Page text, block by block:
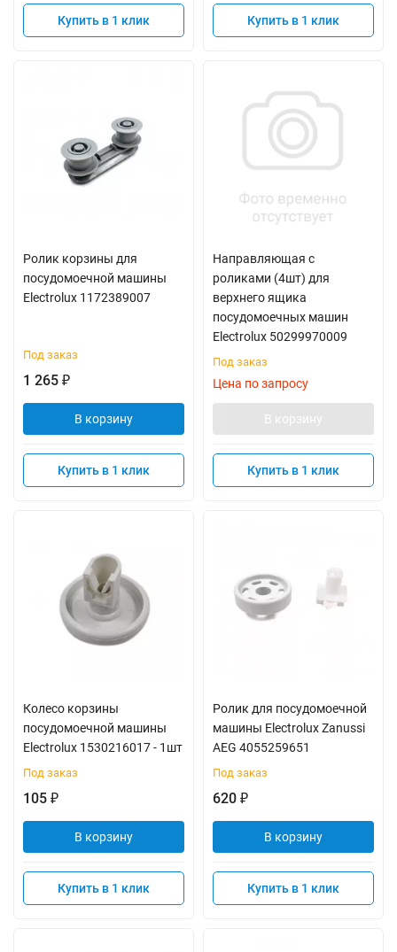
Купить в 1 клик Купить в 1 клик
Ролик корзины для
посудомоечной машины
Electrolux 1172389007
Под заказ
1 265 ₽
В корзину
Купить в 1 клик
Направляющая с
роликами (4шт) для
верхнего ящика
посудомоечных машин
Electrolux 50299970009
Под заказ
Цена по запросу
В корзину
Купить в 1 клик
Колесо корзины
посудомоечной машины
Electrolux 1530216017 - 1шт
Под заказ
105 ₽
В корзину
Купить в 1 клик
Ролик для посудомоечной
машины Electrolux Zanussi
AEG 4055259651
Под заказ
620 ₽
В корзину
Купить в 1 клик